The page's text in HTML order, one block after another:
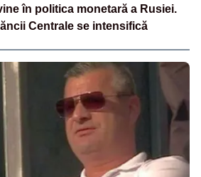
în politica monetară a Rusiei.
Centrale se intensifică